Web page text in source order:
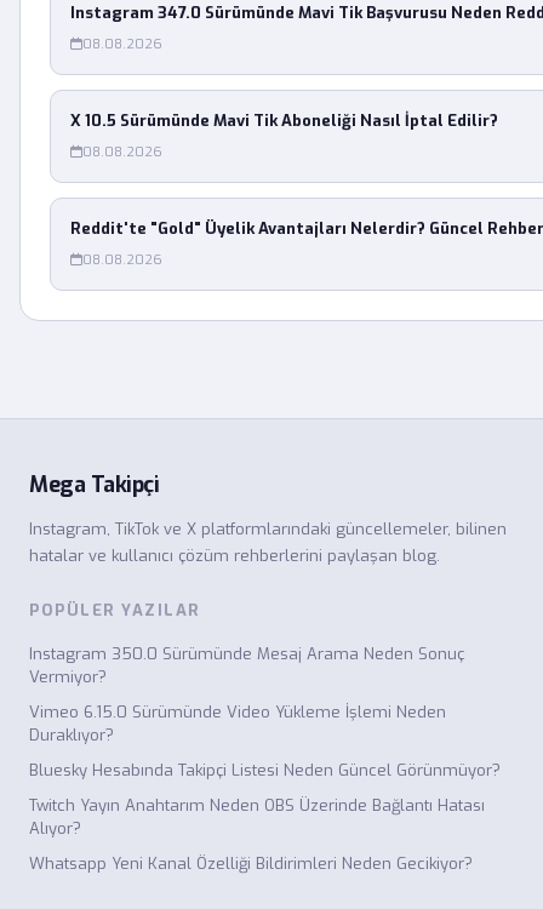
Instagram 347.0 Sürümünde Mavi Tik Başvurusu Neden
08.08.2026
X 10.5 Sürümünde Mavi Tik Aboneliği Nasıl İptal Edilir?
08.08.2026
Reddit'te "Gold" Üyelik Avantajları Nelerdir? Güncel Rehber
08.08.2026
Mega Takipçi
Instagram, TikTok ve X platformlarındaki güncellemeler, bilinen
hatalar ve kullanıcı çözüm rehberlerini paylaşan blog.
POPÜLER YAZILAR
Instagram 350.0 Sürümünde Mesaj Arama Neden Sonuç
Vermiyor?
Vimeo 6.15.0 Sürümünde Video Yükleme İşlemi Neden
Duraklıyor?
Bluesky Hesabında Takipçi Listesi Neden Güncel Görünmüyor?
Twitch Yayın Anahtarım Neden OBS Üzerinde Bağlantı Hatası
Alıyor?
Whatsapp Yeni Kanal Özelliği Bildirimleri Neden Gecikiyor?